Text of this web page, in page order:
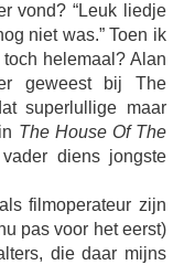
vond? “Leuk liedje
niet was.” Toen ik
helemaal? Alan
geweest bij The
superlullige maar
The House Of The
diens jongste
filmoperateur zijn
pas voor het eerst)
die daar mijns